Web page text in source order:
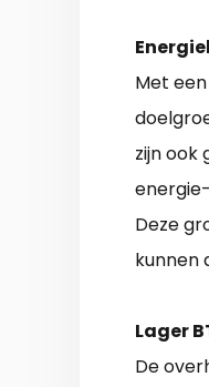
Met
zijn ook
Deze
kunnen
Lager
De